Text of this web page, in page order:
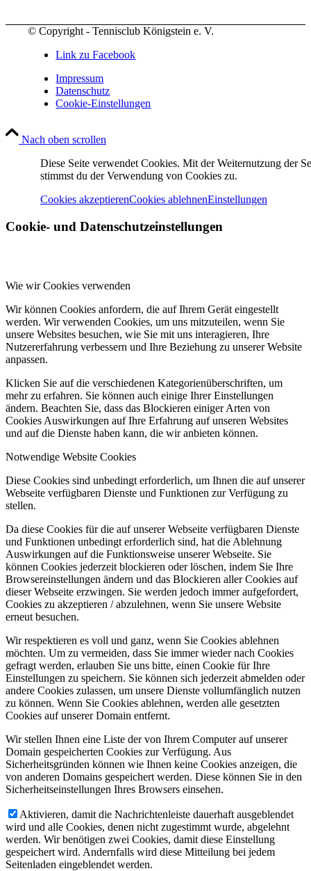
© Copyright - Tennisclub Königstein e. V.
Link zu Facebook
Impressum
Datenschutz
Cookie-Einstellungen
Nach oben scrollen
Diese Seite verwendet Cookies. Mit der Weiternutzung der
stimmst du der Verwendung von Cookies zu.
Cookies akzeptierenCookies ablehnenEinstellungen
Cookie- und Datenschutzeinstellungen
Wie wir Cookies verwenden
Wir können Cookies anfordern, die auf Ihrem Gerät eingestellt
werden. Wir verwenden Cookies, um uns mitzuteilen, wenn Sie
unsere Websites besuchen, wie Sie mit uns interagieren, Ihre
Nutzererfahrung verbessern und Ihre Beziehung zu unserer Website
anpassen.
Klicken Sie auf die verschiedenen Kategorienüberschriften, um
mehr zu erfahren. Sie können auch einige Ihrer Einstellungen
ändern. Beachten Sie, dass das Blockieren einiger Arten von
Cookies Auswirkungen auf Ihre Erfahrung auf unseren Websites
und auf die Dienste haben kann, die wir anbieten können.
Notwendige Website Cookies
Diese Cookies sind unbedingt erforderlich, um Ihnen die auf unserer
Webseite verfügbaren Dienste und Funktionen zur Verfügung zu
stellen.
Da diese Cookies für die auf unserer Webseite verfügbaren Dienste
und Funktionen unbedingt erforderlich sind, hat die Ablehnung
Auswirkungen auf die Funktionsweise unserer Webseite. Sie
können Cookies jederzeit blockieren oder löschen, indem Sie Ihre
Browsereinstellungen ändern und das Blockieren aller Cookies auf
dieser Webseite erzwingen. Sie werden jedoch immer aufgefordert,
Cookies zu akzeptieren / abzulehnen, wenn Sie unsere Website
erneut besuchen.
Wir respektieren es voll und ganz, wenn Sie Cookies ablehnen
möchten. Um zu vermeiden, dass Sie immer wieder nach Cookies
gefragt werden, erlauben Sie uns bitte, einen Cookie für Ihre
Einstellungen zu speichern. Sie können sich jederzeit abmelden oder
andere Cookies zulassen, um unsere Dienste vollumfänglich nutzen
zu können. Wenn Sie Cookies ablehnen, werden alle gesetzten
Cookies auf unserer Domain entfernt.
Wir stellen Ihnen eine Liste der von Ihrem Computer auf unserer
Domain gespeicherten Cookies zur Verfügung. Aus
Sicherheitsgründen können wie Ihnen keine Cookies anzeigen, die
von anderen Domains gespeichert werden. Diese können Sie in den
Sicherheitseinstellungen Ihres Browsers einsehen.
Aktivieren, damit die Nachrichtenleiste dauerhaft ausgeblendet
wird und alle Cookies, denen nicht zugestimmt wurde, abgelehnt
werden. Wir benötigen zwei Cookies, damit diese Einstellung
gespeichert wird. Andernfalls wird diese Mitteilung bei jedem
Seitenladen eingeblendet werden.